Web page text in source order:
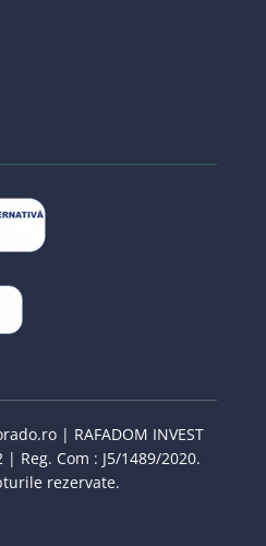
| RAFADOM INVEST
| Reg. Com : J5/1489/2020.
rezervate.